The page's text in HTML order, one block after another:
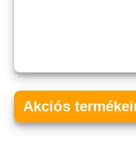
Akciós